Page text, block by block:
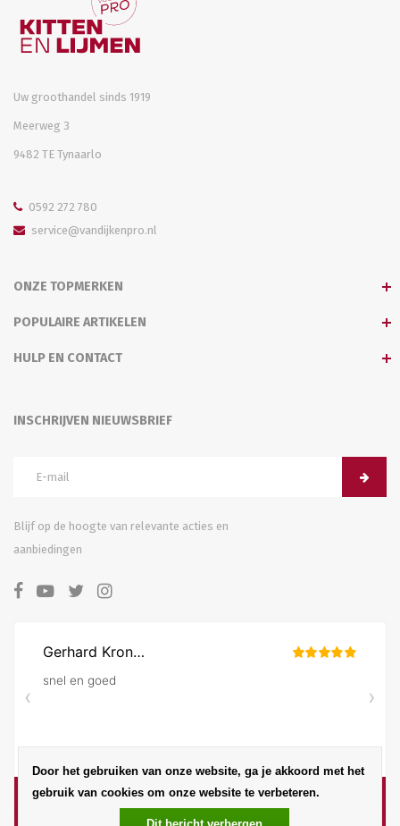
Uw groothandel sinds 1919
Meerweg 3
9482 TE Tynaarlo
0592 272 780
service@vandijkenpro.nl
ONZE TOPMERKEN
POPULAIRE ARTIKELEN
HULP EN CONTACT
INSCHRIJVEN NIEUWSBRIEF
Blijf op de hoogte van relevante acties en
aanbiedingen
Door het gebruiken van onze website, ga je akkoord met het
gebruik van cookies om onze website te verbeteren.
Dit bericht verbergen